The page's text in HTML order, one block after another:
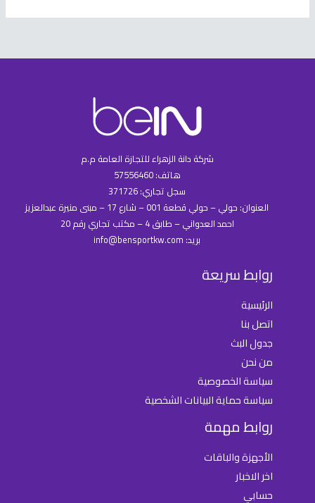
شركة دانة الزهراء للتجازة العامة م.م
هاتف: 57556460
سجل تجاري: 371726
العنوان: حولي – حولي قطعة 001 – شارع 17 – مبنى منيرة عبدالعزيز
احمد العدواني – طابق 4 – مكتب تجاري رقم 20
بريد: info@bensportkw.com
روابط سريعة
الرئيسية
اتصل بنا
جدول البث
من نحن
سياسة الخصوصية
سياسة حماية البيانات الشخصية
روابط مهمة
الأجهزة والباقات
اخر الاخبار
حسابي